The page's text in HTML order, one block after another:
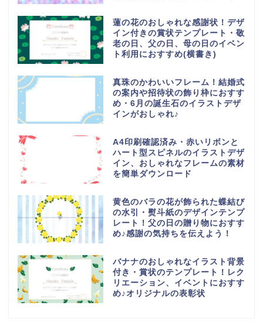
蓮の花のおしゃれな感謝状！デザ
イン付きの賞状テンプレート・敬
老の日、父の日、母の日のイベン
ト利用におすすめ(横書き)
真珠のかわいいフレーム！結婚式
の案内や招待状の飾り枠におすす
め・6月の誕生石のイラストデザ
インがおしゃれ♪
A4印刷確認済み・赤いリボンと
ハート型スピネルのイラストデザ
イン、おしゃれなフレームの素材
を簡単ダウンロード
黄色のバラの花が飾られた蝶結び
の水引・熨斗紙のデザインテンプ
レート！父の日の贈り物におすす
め♪感謝の気持ちを伝えよう！
バナナのおしゃれなイラスト背景
付き・賞状のテンプレート！レク
リエーション、イベントにおすす
め♪オリジナルの表彰状